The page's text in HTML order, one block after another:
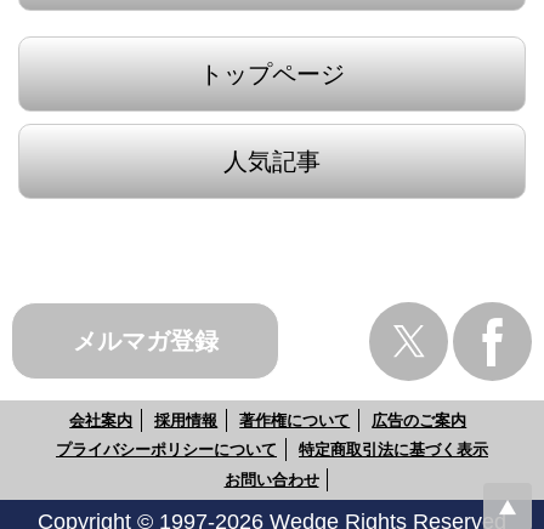
トップページ
人気記事
メルマガ登録
会社案内 採用情報 著作権について
広告のご案内
プライバシーポリシーについて
特定商取引法に基づく表示
お問い合わせ
Copyright © 1997-2026 Wedge Rights Reserved